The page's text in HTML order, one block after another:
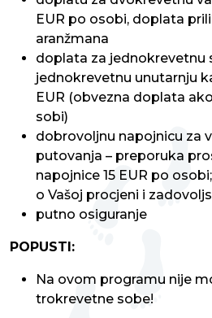
EUR po osobi, doplata
aranžmana
doplata za jednokrevetnu
jednokrevetnu unutarnju
EUR (obvezna doplata
sobi)
dobrovoljnu napojnicu za
putovanja – preporuka
napojnice 15 EUR po
o Vašoj procjeni i
putno osiguranje
POPUSTI:
Na ovom programu nije
trokrevetne sobe!